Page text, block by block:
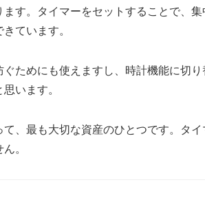
ます。タイマーをセットすることで、
ています。
ためにも使えますし、時計機能に切
います。
て、最も大切な資産のひとつです。タ
。